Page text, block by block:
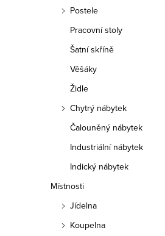
Postele
Pracovní stoly
Šatní skříně
Věšáky
Židle
Chytrý nábytek
Čalouněný nábytek
Industriální nábytek
Indický nábytek
Místnosti
Jídelna
Koupelna